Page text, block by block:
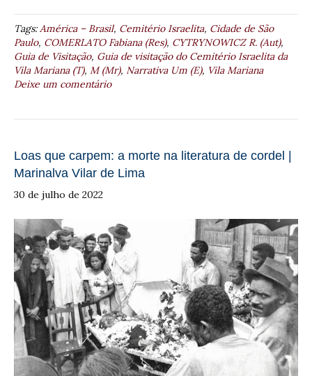
Tags:América – Brasil, Cemitério Israelita, Cidade de São
Paulo, COMERLATO Fabiana (Res), CYTRYNOWICZ R. (Aut),
Guia de Visitação, Guia de visitação do Cemitério Israelita da
Vila Mariana (T), M (Mr), Narrativa Um (E), Vila Mariana
Deixe um comentário
Loas que carpem: a morte na literatura de cordel |
Marinalva Vilar de Lima
30 de julho de 2022